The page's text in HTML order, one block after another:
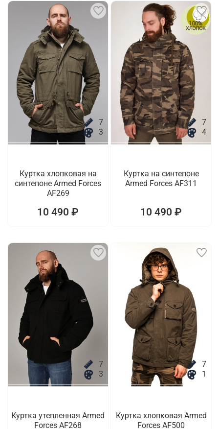
7
3
Куртка хлопковая на
синтепоне Armed Forces
AF269
10 490 ₽
7
4
Куртка на синтепоне
Armed Forces AF311
10 490 ₽
7
3
Куртка утепленная Armed
Forces AF268
7
1
Куртка хлопковая Armed
Forces AF500